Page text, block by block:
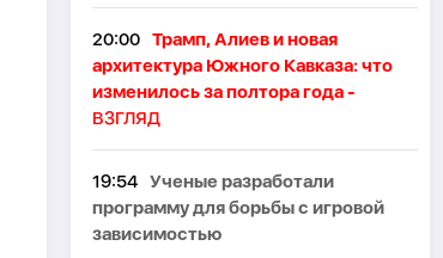
20:00 Трамп, Алиев и новая
архитектура Южного Кавказа: что
изменилось за полтора года -
ВЗГЛЯД
19:54 Ученые разработали
программу для борьбы с игровой
зависимостью